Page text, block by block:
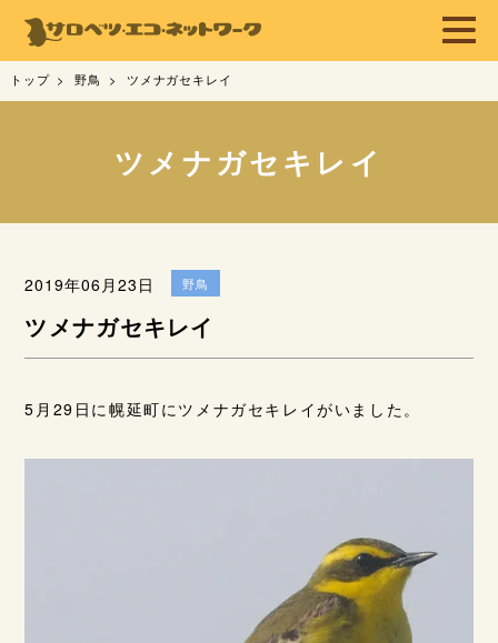
トップ 野鳥 ツメナガセキレイ
ツメナガセキレイ
2019年06月23日 野鳥
ツメナガセキレイ
5月29日に幌延町にツメナガセキレイがいました。